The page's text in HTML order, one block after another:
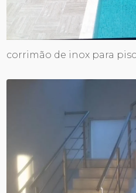
corrimão de inox para